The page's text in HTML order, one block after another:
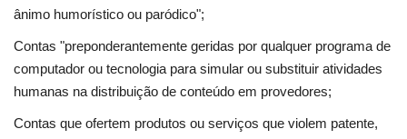
ânimo humorístico ou paródico";
Contas "preponderantemente geridas por qualquer programa de
computador ou tecnologia para simular ou substituir atividades
humanas na distribuição de conteúdo em provedores;
Contas que ofertem produtos ou serviços que violem patente,